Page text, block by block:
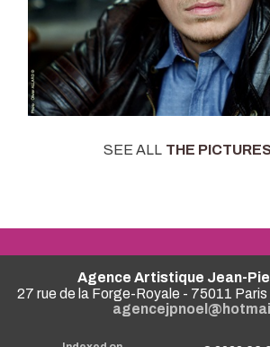
SEE ALL THE
Agence Artistique Jean-
27 rue de la Forge-Royale - 75011